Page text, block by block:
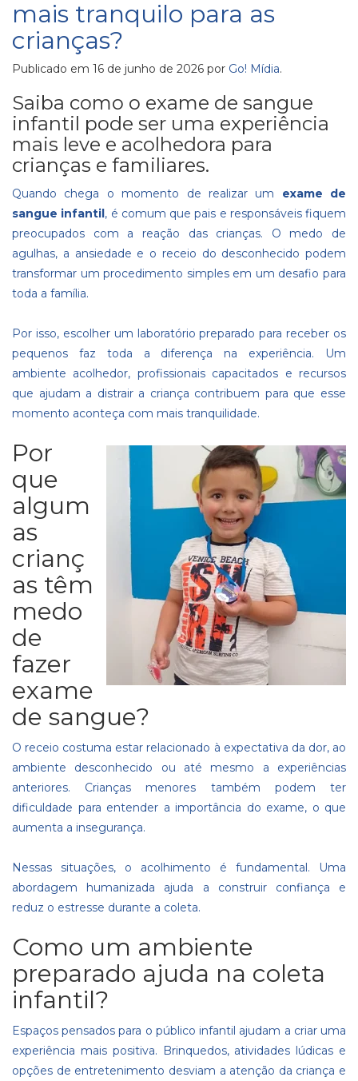
mais tranquilo para as
crianças?
Publicado em 16 de junho de 2026 por Go! Mídia.
Saiba como o exame de sangue
infantil pode ser uma experiência
mais leve e acolhedora para
crianças e familiares.
Quando chega o momento de realizar um exame de
sangue infantil, é comum que pais e responsáveis fiquem
preocupados com a reação das crianças. O medo de
agulhas, a ansiedade e o receio do desconhecido podem
transformar um procedimento simples em um desafio para
toda a família.
Por isso, escolher um laboratório preparado para receber os
pequenos faz toda a diferença na experiência. Um
ambiente acolhedor, profissionais capacitados e recursos
que ajudam a distrair a criança contribuem para que esse
momento aconteça com mais tranquilidade.
Por
que
algum
as
crianç
as têm
medo
de
fazer
exame
de sangue?
O receio costuma estar relacionado à expectativa da dor, ao
ambiente desconhecido ou até mesmo a experiências
anteriores. Crianças menores também podem ter
dificuldade para entender a importância do exame, o que
aumenta a insegurança.
Nessas situações, o acolhimento é fundamental. Uma
abordagem humanizada ajuda a construir confiança e
reduz o estresse durante a coleta.
Como um ambiente
preparado ajuda na coleta
infantil?
Espaços pensados para o público infantil ajudam a criar uma
experiência mais positiva. Brinquedos, atividades lúdicas e
opções de entretenimento desviam a atenção da criança e